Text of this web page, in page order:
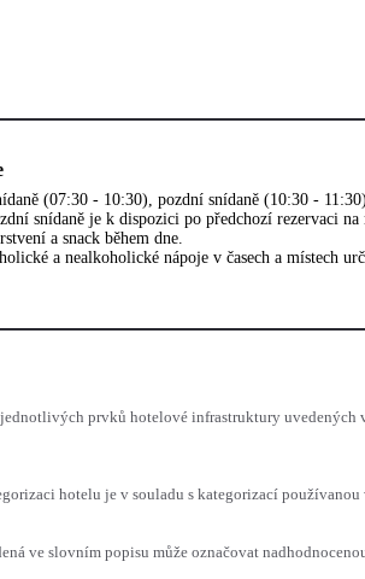
(07:30 - 10:30), pozdní snídaně (10:30 -
snídaně je k dispozici po předchozí rezervaci
a snack během dne.
a nealkoholické nápoje v časech a místech
prvků hotelové infrastruktury uvedených
hotelu je v souladu s kategorizací
ve slovním popisu může označovat